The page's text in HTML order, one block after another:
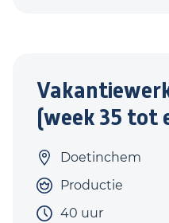
(week 35 tot
Doetinchem
Productie
40 uur